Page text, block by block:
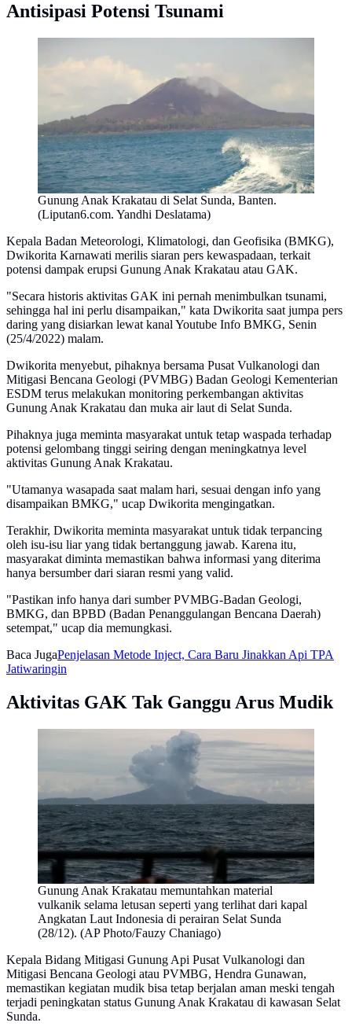
Antisipasi Potensi Tsunami
Gunung Anak Krakatau di Selat Sunda, Banten.
(Liputan6.com. Yandhi Deslatama)
Kepala Badan Meteorologi, Klimatologi, dan Geofisika (BMKG),
Dwikorita Karnawati merilis siaran pers kewaspadaan, terkait
potensi dampak erupsi Gunung Anak Krakatau atau GAK.
"Secara historis aktivitas GAK ini pernah menimbulkan tsunami,
sehingga hal ini perlu disampaikan," kata Dwikorita saat jumpa pers
daring yang disiarkan lewat kanal Youtube Info BMKG, Senin
(25/4/2022) malam.
Dwikorita menyebut, pihaknya bersama Pusat Vulkanologi dan
Mitigasi Bencana Geologi (PVMBG) Badan Geologi Kementerian
ESDM terus melakukan monitoring perkembangan aktivitas
Gunung Anak Krakatau dan muka air laut di Selat Sunda.
Pihaknya juga meminta masyarakat untuk tetap waspada terhadap
potensi gelombang tinggi seiring dengan meningkatnya level
aktivitas Gunung Anak Krakatau.
"Utamanya wasapada saat malam hari, sesuai dengan info yang
disampaikan BMKG," ucap Dwikorita mengingatkan.
Terakhir, Dwikorita meminta masyarakat untuk tidak terpancing
oleh isu-isu liar yang tidak bertanggung jawab. Karena itu,
masyarakat diminta memastikan bahwa informasi yang diterima
hanya bersumber dari siaran resmi yang valid.
"Pastikan info hanya dari sumber PVMBG-Badan Geologi,
BMKG, dan BPBD (Badan Penanggulangan Bencana Daerah)
setempat," ucap dia memungkasi.
Baca JugaPenjelasan Metode Inject, Cara Baru Jinakkan Api TPA
Jatiwaringin
Aktivitas GAK Tak Ganggu Arus Mudik
Gunung Anak Krakatau memuntahkan material
vulkanik selama letusan seperti yang terlihat dari kapal
Angkatan Laut Indonesia di perairan Selat Sunda
(28/12). (AP Photo/Fauzy Chaniago)
Kepala Bidang Mitigasi Gunung Api Pusat Vulkanologi dan
Mitigasi Bencana Geologi atau PVMBG, Hendra Gunawan,
memastikan kegiatan mudik bisa tetap berjalan aman meski tengah
terjadi peningkatan status Gunung Anak Krakatau di kawasan Selat
Sunda.